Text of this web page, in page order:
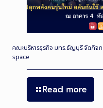
คณะบริหารธุรกิจ มทร.ธัญบุรี จัดกิจ
space
Read more